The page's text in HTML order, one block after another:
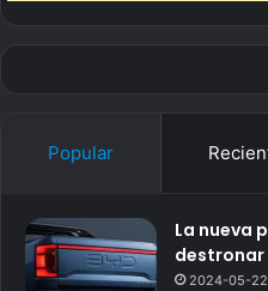
Popular
La nueva
destronar
2024-05-22